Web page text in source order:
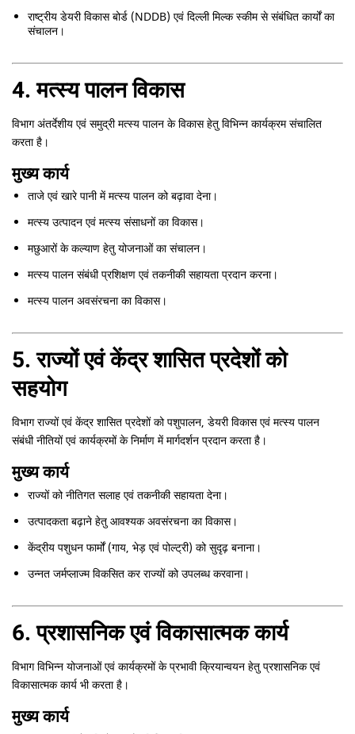
राष्ट्रीय डेयरी विकास बोर्ड (NDDB) एवं दिल्ली मिल्क स्कीम से संबंधित कार्यों का
संचालन।
4. मत्स्य पालन विकास
विभाग अंतर्देशीय एवं समुद्री मत्स्य पालन के विकास हेतु विभिन्न कार्यक्रम संचालित
करता है।
मुख्य कार्य
ताजे एवं खारे पानी में मत्स्य पालन को बढ़ावा देना।
मत्स्य उत्पादन एवं मत्स्य संसाधनों का विकास।
मछुआरों के कल्याण हेतु योजनाओं का संचालन।
मत्स्य पालन संबंधी प्रशिक्षण एवं तकनीकी सहायता प्रदान करना।
मत्स्य पालन अवसंरचना का विकास।
5. राज्यों एवं केंद्र शासित प्रदेशों को
सहयोग
विभाग राज्यों एवं केंद्र शासित प्रदेशों को पशुपालन, डेयरी विकास एवं मत्स्य पालन
संबंधी नीतियों एवं कार्यक्रमों के निर्माण में मार्गदर्शन प्रदान करता है।
मुख्य कार्य
राज्यों को नीतिगत सलाह एवं तकनीकी सहायता देना।
उत्पादकता बढ़ाने हेतु आवश्यक अवसंरचना का विकास।
केंद्रीय पशुधन फार्मों (गाय, भेड़ एवं पोल्ट्री) को सुदृढ़ बनाना।
उन्नत जर्मप्लाज्म विकसित कर राज्यों को उपलब्ध करवाना।
6. प्रशासनिक एवं विकासात्मक कार्य
विभाग विभिन्न योजनाओं एवं कार्यक्रमों के प्रभावी क्रियान्वयन हेतु प्रशासनिक एवं
विकासात्मक कार्य भी करता है।
मुख्य कार्य